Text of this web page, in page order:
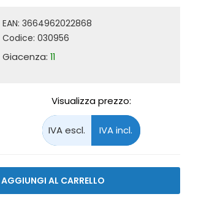
EAN: 3664962022868
Codice: 030956
Giacenza: 11
Visualizza prezzo:
AGGIUNGI AL CARRELLO